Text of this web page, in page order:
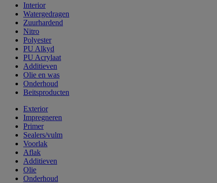
Interior
Watergedragen
Zuurhardend
Nitro
Polyester
PU Alkyd
PU Acrylaat
Additieven
Olie en was
Onderhoud
Beitsproducten
Exterior
Impregneren
Primer
Sealers/vulm
Voorlak
Aflak
Additieven
Olie
Onderhoud